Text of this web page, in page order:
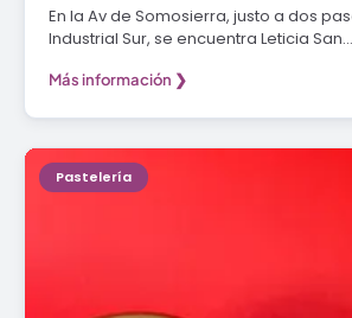
En la Av de Somosierra, justo a dos
Industrial Sur, se encuentra Leticia San…
Más información ❯
Pastelería